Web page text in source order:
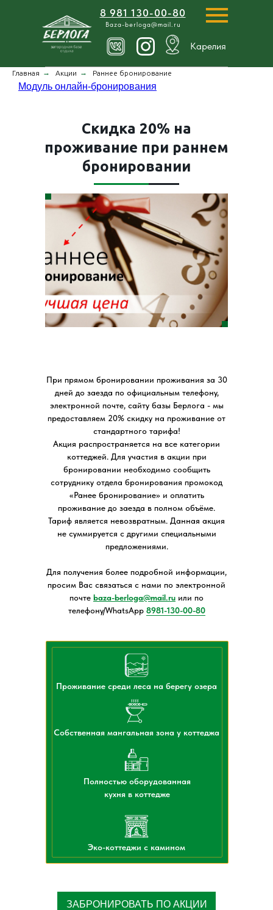
8 981 130-00-80
Baza-berloga@mail.ru
Карелия
Главная → Акции → Раннее бронирование
Модуль онлайн-бронирования
Скидка 20% на
проживание при раннем
бронировании
При прямом бронировании проживания за 30
дней до заезда по официальным телефону,
электронной почте, сайту базы Берлога - мы
предоставляем 20% скидку на проживание от
стандартного тарифа!
Акция распространяется на все категории
коттеджей. Для участия в акции при
бронировании необходимо сообщить
сотруднику отдела бронирования промокод
«Ранее бронирование» и оплатить
проживание до заезда в полном объёме.
Тариф является невозвратным. Данная акция
не суммируется с другими специальными
предложениями.
Для получения более подробной информации,
просим Вас связаться с нами по электронной
почте baza-berloga@mail.ru или по
телефону/WhatsApp 8981-130-00-80
Проживание среди леса на берегу озера
Собственная мангальная зона у коттеджа
Эко-коттеджи с камином
Полностью оборудованная
кухня в коттедже
ЗАБРОНИРОВАТЬ ПО АКЦИИ